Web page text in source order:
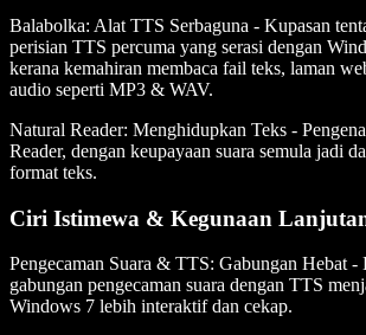
Balabolka: Alat TTS Serbaguna - Kupasan
perisian TTS percuma yang serasi dengan
kerana kemahiran membaca fail teks, laman
audio seperti MP3 & WAV.
Natural Reader: Menghidupkan Teks -
Reader, dengan keupayaan suara semula jadi
format teks.
Ciri Istimewa & Kegunaan
Pengecaman Suara & TTS: Gabungan Hebat-
gabungan pengecaman suara dengan TTS
Windows 7 lebih interaktif dan cekap.